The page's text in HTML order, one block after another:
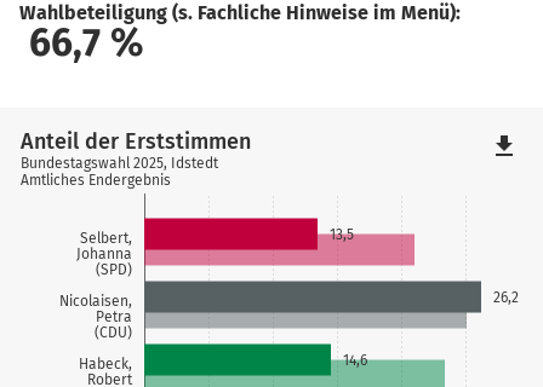
Wahlbeteiligung (s. Fachliche Hinweise im Menü):
66,7 %
Selbert,
Johanna
(SPD)
Nicolaisen,
Petra
(CDU)
Habeck,
Robert
13,5
26,2
14,6
Anteil der Erststimmen
Bundestagswahl 2025, Idstedt
Amtliches Endergebnis
file_download